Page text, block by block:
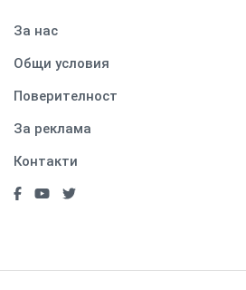
За нас
Общи условия
Поверителност
За реклама
Контакти